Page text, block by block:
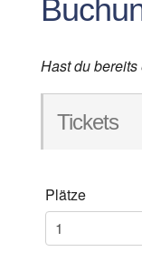
Hast du
Tickets
Plätze